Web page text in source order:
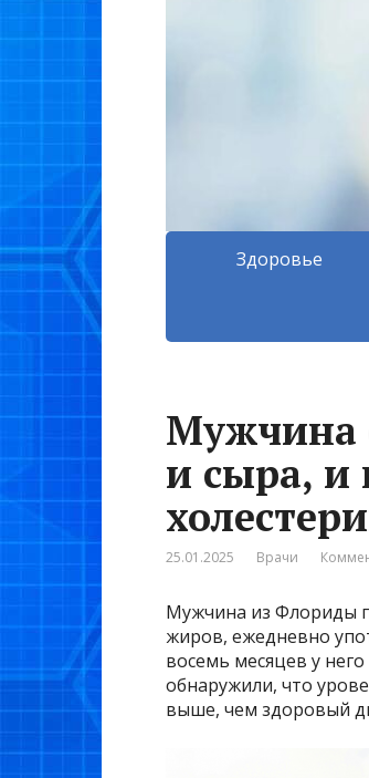
Здоровье
Мужчина
и сыра, и
25.01.2025 Врачи
Мужчина из Флориды
жиров, ежедневно
восемь месяцев у
обнаружили, что
выше, чем здоровый